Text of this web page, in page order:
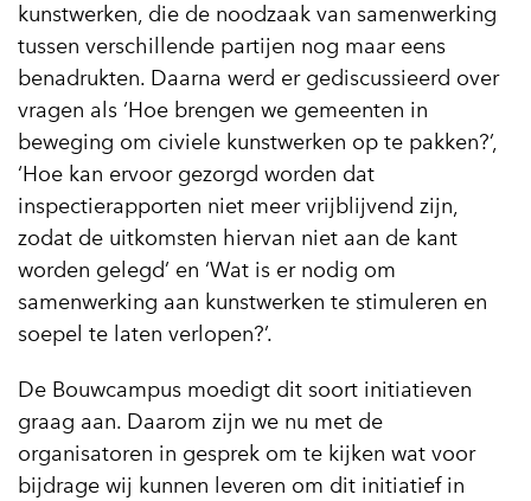
kunstwerken, die de noodzaak van samenwerking
tussen verschillende partijen nog maar eens
benadrukten. Daarna werd er gediscussieerd over
vragen als ‘Hoe brengen we gemeenten in
beweging om civiele kunstwerken op te pakken?’,
‘Hoe kan ervoor gezorgd worden dat
inspectierapporten niet meer vrijblijvend zijn,
zodat de uitkomsten hiervan niet aan de kant
worden gelegd’ en ‘Wat is er nodig om
samenwerking aan kunstwerken te stimuleren en
soepel te laten verlopen?’.
De Bouwcampus moedigt dit soort initiatieven
graag aan. Daarom zijn we nu met de
organisatoren in gesprek om te kijken wat voor
bijdrage wij kunnen leveren om dit initiatief in